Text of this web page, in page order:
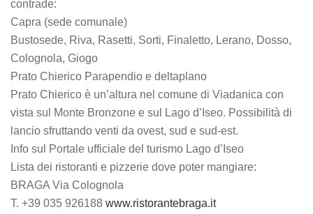
contrade:
Capra (sede comunale)
Bustosede, Riva, Rasetti, Sorti, Finaletto, Lerano, Dosso,
Colognola, Giogo
Prato Chierico Parapendio e deltaplano
Prato Chierico è un’altura nel comune di Viadanica con
vista sul Monte Bronzone e sul Lago d’Iseo. Possibilità di
lancio sfruttando venti da ovest, sud e sud-est.
Info sul Portale ufficiale del turismo Lago d’Iseo
Lista dei ristoranti e pizzerie dove poter mangiare:
BRAGA Via Colognola
T. +39 035 926188 www.ristorantebraga.it